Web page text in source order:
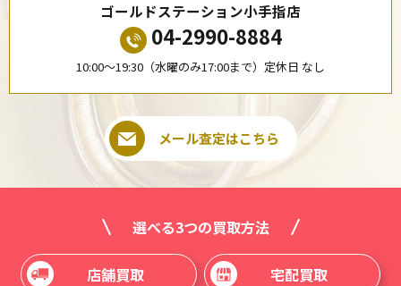
ゴールドステーション小手指店
04-2990-8884
10:00〜19:30（水曜のみ17:00まで）定休日 なし
メール査定はこちら
選べる3つの買取方法
店舗買取 宅配買取